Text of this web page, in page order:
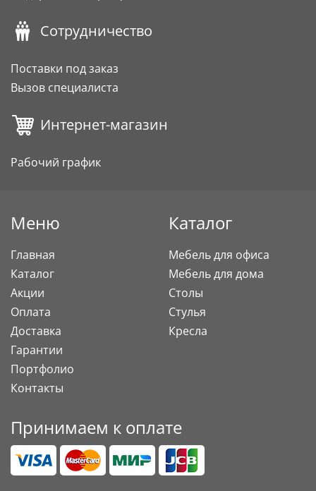
Сотрудничество
Поставки под заказ
Вызов специалиста
Интернет-магазин
Рабочий график
Меню
Главная
Каталог
Акции
Оплата
Доставка
Гарантии
Портфолио
Контакты
Каталог
Мебель для офиса
Мебель для дома
Столы
Стулья
Кресла
Принимаем к оплате